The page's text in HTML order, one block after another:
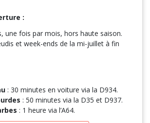
:
une fois par mois, hors haute saison.
et week-ends de la mi-juillet à fin
: 30 minutes en voiture via la D934.
: 50 minutes via la D35 et D937.
: 1 heure via l’A64.